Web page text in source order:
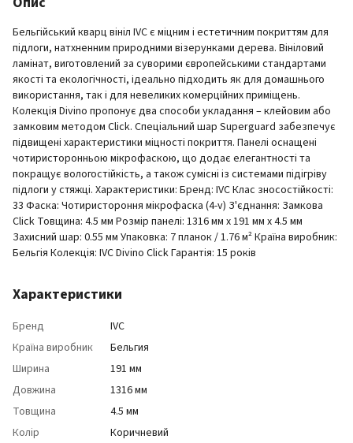
Бельгійський кварц вініл IVC є міцним і естетичним покриттям для
підлоги, натхненним природними візерунками дерева. Вініловий
ламінат, виготовлений за суворими європейськими стандартами
якості та екологічності, ідеально підходить як для домашнього
використання, так і для невеликих комерційних приміщень.
Колекція Divino пропонує два способи укладання – клейовим або
замковим методом Click. Спеціальний шар Superguard забезпечує
підвищені характеристики міцності покриття. Панелі оснащені
чотиристоронньою мікрофаскою, що додає елегантності та
покращує вологостійкість, а також сумісні із системами підігріву
підлоги у стяжці. Характеристики: Бренд: IVC Клас зносостійкості:
33 Фаска: Чотиристороння мікрофаска (4-v) З'єднання: Замкова
Click Товщина: 4.5 мм Розмір панелі: 1316 мм x 191 мм x 4.5 мм
Захисний шар: 0.55 мм Упаковка: 7 планок / 1.76 м² Країна виробник:
Бельгія Колекція: IVC Divino Click Гарантія: 15 років
Характеристики
Бренд
IVC
Країна виробник
Бельгия
Ширина
191 мм
Довжина
1316 мм
Товщина
4.5 мм
Колір
Коричневий